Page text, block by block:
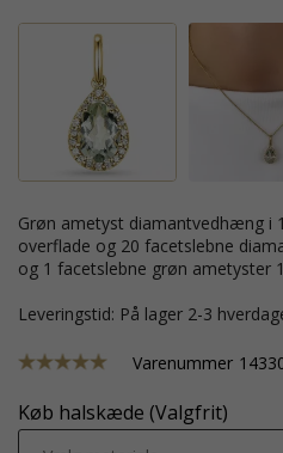
grøn ametyst diamantvedhæng i 14 karat guld med blank
overflade og 20 facetslebne
og 1 facetslebne grøn ametyster
Leveringstid: På lager 2-3
Varenummer
Køb halskæde (Valgfrit)